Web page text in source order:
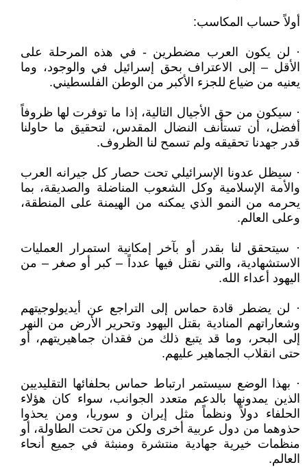
أولاً حساب المكاسب:
· لن يكون العرب مضطرين - في هذه المرحلة على
الأقل – إلى الاعتراف بحق إسرائيل في والوجود، وما
يعنيه من ضياع للجزء الأكبر من الوطن الفلسطيني.
· سيكون من حق الأجيال التالية، إذا ما توفرت لها ظروفاً
أفضل، أن تستأنف النضال المقدس، لتحقيق ما حاولنا
قدر جهدنا تحقيقه ولم تسمح لنا الظروف.
· سيظل عدونا الإسرائيلي تحت حصار كل جيرانه العرب
والأمة الإسلامية وكل الشعوب المناضلة والصديقة، بما
يحرمه من النمو الذي يمكنه من الهيمنة على المنطقة،
وعلى العالم.
· سيتحقق لنا بقدر أو بآخر إمكانية استمرار العمليات
الاستشهادية، والتي نقتل فيها عدداً – كبر أو صغر – من
اليهود أعداء الله.
· لن يضطر قادة حماس إلى التراجع عن أيديولوجيتهم
وشعاراتهم المنادية بقتل اليهود وتحرير الأرض من النهر
إلى البحر، وما قد يتبع ذلك من فقدان جماهيريتهم، أو
حتى انقلاب الجماهير عليهم.
· بهذا الوضع سيستمر ارتباط حماس بحلفائها التقليديين
الذين يمدونها بالدعم متعدد الجوانب، سواء كان هؤلاء
الحلفاء دولاً ونظماً مثل إيران و سوريا، ومن يحذوا
حذوهما من دول عربية أخرى ولكن من تحت الطاولة، أو
منظمات خيرية جهادية منتشرة ومنبثة في جميع أنحاء
العالم.